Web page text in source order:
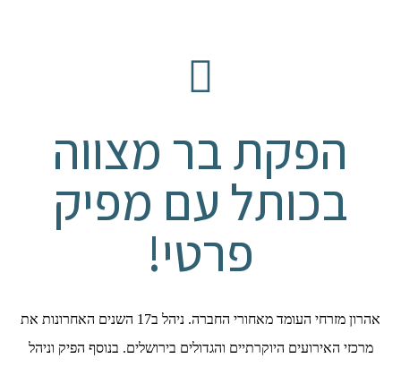
הפקת בר מצווה
בכותל עם מפיק
פרטי!
אהרון מזרחי העומד מאחורי החברה. ניהל ב17 השנים האחרונות את
מרכזי האירועים היוקרתיים והגדולים בירושלים. בנוסף הפיק וניהל